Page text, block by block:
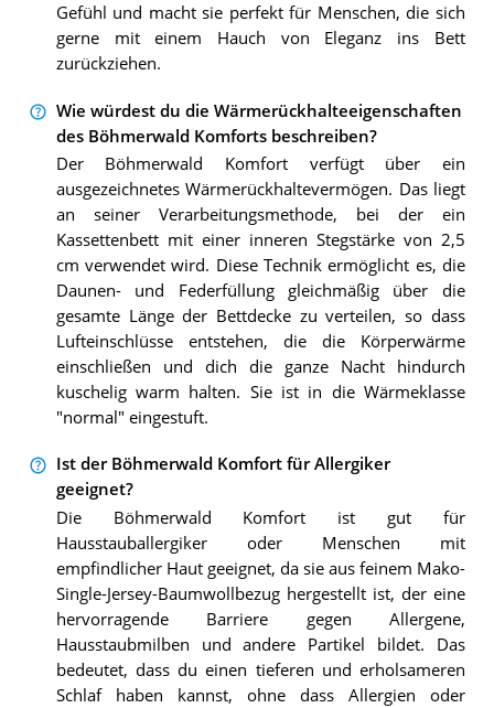
Gefühl und macht sie perfekt für Menschen, die sich
gerne mit einem Hauch von Eleganz ins Bett
zurückziehen.
Wie würdest du die Wärmerückhalteeigenschaften
des Böhmerwald Komforts beschreiben?
Der Böhmerwald Komfort verfügt über ein
ausgezeichnetes Wärmerückhaltevermögen. Das liegt
an seiner Verarbeitungsmethode, bei der ein
Kassettenbett mit einer inneren Stegstärke von 2,5
cm verwendet wird. Diese Technik ermöglicht es, die
Daunen- und Federfüllung gleichmäßig über die
gesamte Länge der Bettdecke zu verteilen, so dass
Lufteinschlüsse entstehen, die die Körperwärme
einschließen und dich die ganze Nacht hindurch
kuschelig warm halten. Sie ist in die Wärmeklasse
"normal" eingestuft.
Ist der Böhmerwald Komfort für Allergiker
geeignet?
Die Böhmerwald Komfort ist gut für
Hausstauballergiker oder Menschen mit
empfindlicher Haut geeignet, da sie aus feinem Mako-
Single-Jersey-Baumwollbezug hergestellt ist, der eine
hervorragende Barriere gegen Allergene,
Hausstaubmilben und andere Partikel bildet. Das
bedeutet, dass du einen tieferen und erholsameren
Schlaf haben kannst, ohne dass Allergien oder